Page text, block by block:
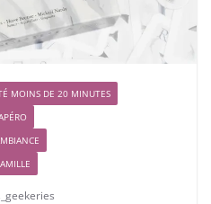
MOINS DE 20 MINUTES